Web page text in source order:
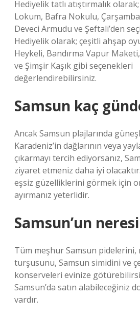
Hediyelik tatlı atıştırmalık
Lokum, Bafra Nokulu, Çarşamba
Deveci Armudu ve Şeftali’den
Hediyelik olarak; çeşitli ahşap
Heykeli, Bandırma Vapur
ve Şimşir Kaşık gibi seçenekleri
değerlendirebilirsiniz.
Samsun kaç
Ancak Samsun plajlarında
Karadeniz’in dağlarının veya
çıkarmayı tercih ediyorsanız,
ziyaret etmeniz daha iyi
eşsiz güzelliklerini görmek için
ayırmanız yeterlidir.
Samsun’un
Tüm meşhur Samsun pidelerini,
turşusunu, Samsun simidini ve
konserveleri evinize
Samsun’da satın alabileceğiniz
vardır.